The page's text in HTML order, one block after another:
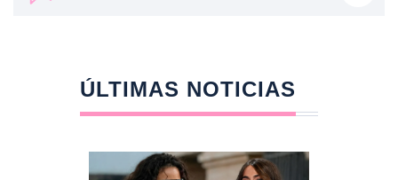
ÚLTIMAS NOTICIAS